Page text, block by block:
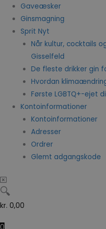
Gaveæsker
Ginsmagning
Sprit Nyt
Når kultur, cocktails
Gisselfeld
De fleste drikker gin
Hvordan
Første LGBTQ+-ejet
Kontoinformationer
Kontoinformationer
Adresser
Ordrer
Glemt adgangskode
🔍
kr. 0,00